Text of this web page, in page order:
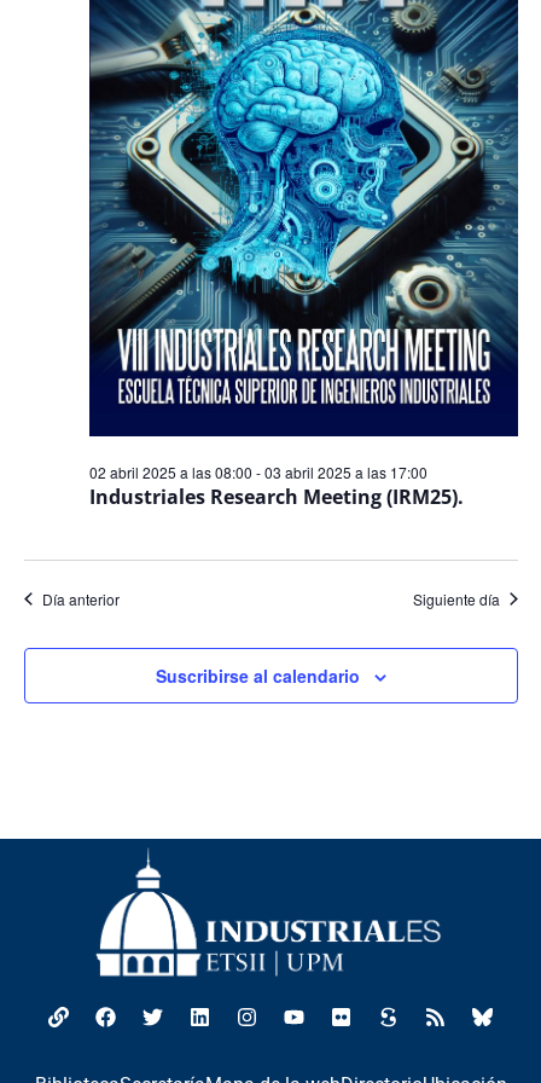
Industriales Research Meeting (IRM25).
02 abril 2025 a las 08:00 -03 abril 2025 a las 17:00
Día anterior Siguiente día
Suscribirse al calendario